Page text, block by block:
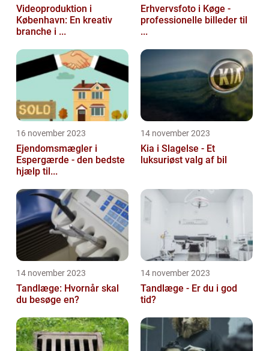
Videoproduktion i
København: En kreativ
branche i ...
Erhvervsfoto i Køge -
professionelle billeder til
...
16 november 2023
Ejendomsmægler i
Espergærde - den bedste
hjælp til...
14 november 2023
Kia i Slagelse - Et
luksuriøst valg af bil
14 november 2023
Tandlæge: Hvornår skal
du besøge en?
14 november 2023
Tandlæge - Er du i god
tid?